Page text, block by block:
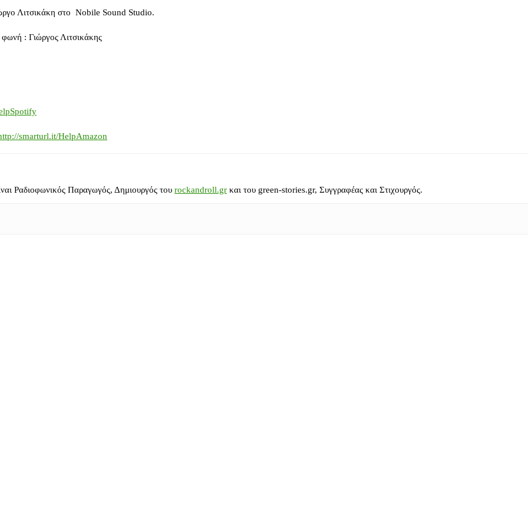
Λιτσικάκη στο Nobile Sound Studio.
: Γιώργος Λιτσικάκης
smarturl.it/HelpAmazon
Ραδιοφωνικός Παραγωγός, Δημιουργός του rockandroll.gr και του green-stories.gr, Συγγραφέας και Στιχουργός.